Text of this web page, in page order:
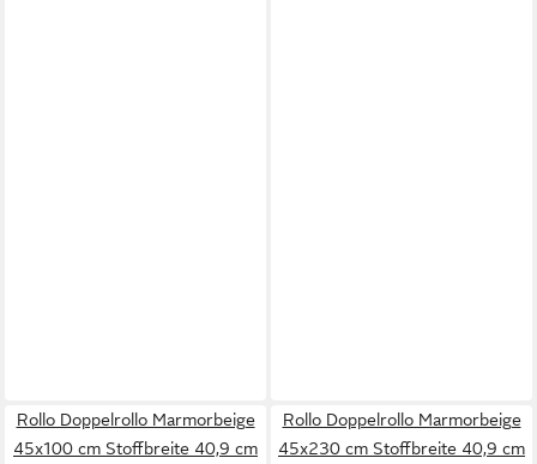
Rollo Doppelrollo Marmorbeige
45x100 cm Stoffbreite 40,9 cm
Rollo Doppelrollo Marmorbeige
45x230 cm Stoffbreite 40,9 cm